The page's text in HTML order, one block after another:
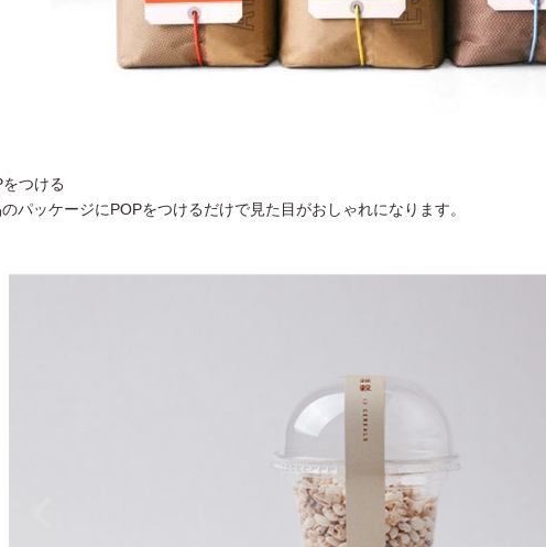
つける
パッケージにPOPをつけるだけで見た目がおしゃれになります。